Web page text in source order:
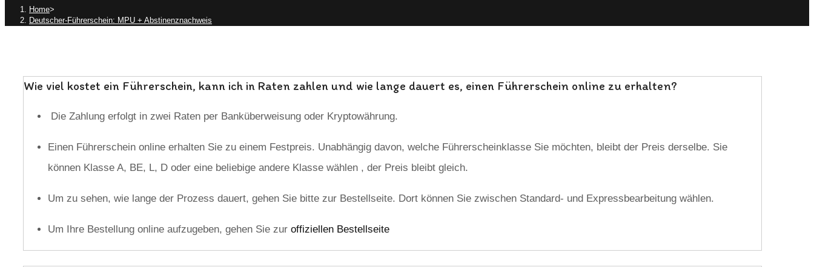
Home>
Deutscher-Führerschein: MPU + Abstinenznachweis
Wie viel kostet ein Führerschein, kann ich in Raten zahlen und wie lange dauert es, einen Führerschein online zu erhalten?
Die Zahlung erfolgt in zwei Raten per Banküberweisung oder Kryptowährung.
Einen Führerschein online erhalten Sie zu einem Festpreis. Unabhängig davon, welche Führerscheinklasse Sie möchten, bleibt der Preis derselbe. Sie
können Klasse A, BE, L, D oder eine beliebige andere Klasse wählen , der Preis bleibt gleich.
Um zu sehen, wie lange der Prozess dauert, gehen Sie bitte zur Bestellseite. Dort können Sie zwischen Standard- und Expressbearbeitung wählen.
Um Ihre Bestellung online aufzugeben, gehen Sie zur offiziellen Bestellseite